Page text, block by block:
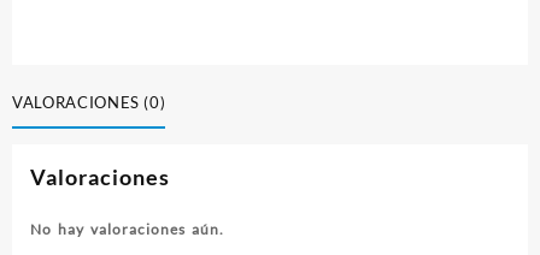
VALORACIONES (0)
Valoraciones
No hay valoraciones aún.